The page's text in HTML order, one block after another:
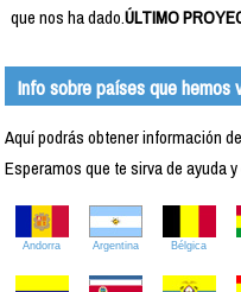
que nos ha dado.ÚLTIMO
Info sobre países que hemos
Aquí podrás obtener información
Esperamos que te sirva de ayuda
Andorra Argentina Bélgica